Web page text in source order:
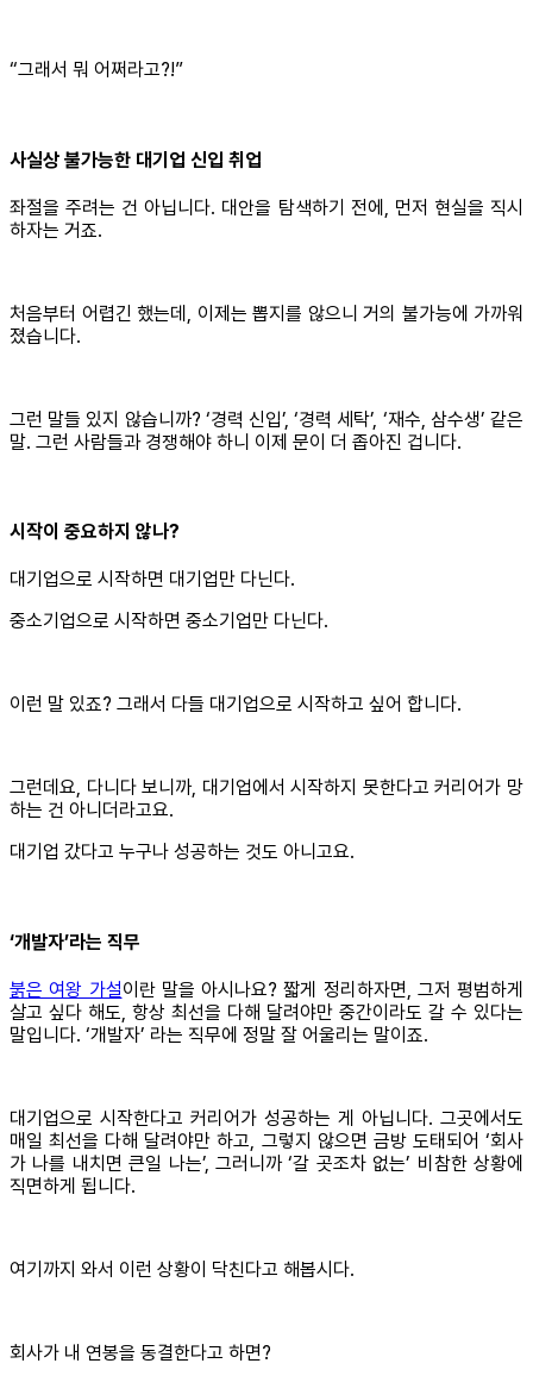
“그래서 뭐 어쩌라고?!”
사실상 불가능한 대기업 신입 취업
좌절을 주려는 건 아닙니다. 대안을 탐색하기 전에, 먼저 현실을 직시
하자는 거죠.
처음부터 어렵긴 했는데, 이제는 뽑지를 않으니 거의 불가능에 가까워
졌습니다.
그런 말들 있지 않습니까? ‘경력 신입’, ‘경력 세탁’, ‘재수, 삼수생’ 같은
말. 그런 사람들과 경쟁해야 하니 이제 문이 더 좁아진 겁니다.
시작이 중요하지 않나?
대기업으로 시작하면 대기업만 다닌다.
중소기업으로 시작하면 중소기업만 다닌다.
이런 말 있죠? 그래서 다들 대기업으로 시작하고 싶어 합니다.
그런데요, 다니다 보니까, 대기업에서 시작하지 못한다고 커리어가 망
하는 건 아니더라고요.
대기업 갔다고 누구나 성공하는 것도 아니고요.
‘개발자’라는 직무
붉은 여왕 가설이란 말을 아시나요? 짧게 정리하자면, 그저 평범하게
살고 싶다 해도, 항상 최선을 다해 달려야만 중간이라도 갈 수 있다는
말입니다. ‘개발자’ 라는 직무에 정말 잘 어울리는 말이죠.
대기업으로 시작한다고 커리어가 성공하는 게 아닙니다. 그곳에서도
매일 최선을 다해 달려야만 하고, 그렇지 않으면 금방 도태되어 ‘회사
가 나를 내치면 큰일 나는’, 그러니까 ‘갈 곳조차 없는’ 비참한 상황에
직면하게 됩니다.
여기까지 와서 이런 상황이 닥친다고 해봅시다.
회사가 내 연봉을 동결한다고 하면?